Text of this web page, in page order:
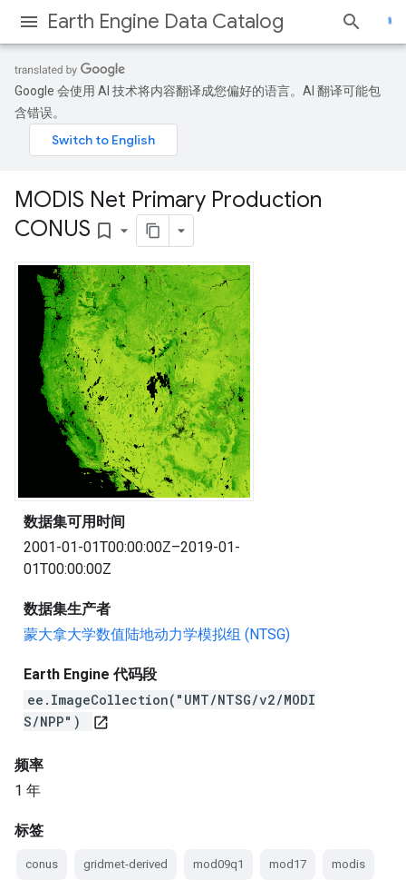
Earth Engine Data Catalog
Google 会使用 AI 技术将内容翻译成您偏好的语言。AI 翻译可能包
含错误。
MODIS Net Primary Production
CONUS bookmark_border
数据集可用时间
2001-01-01T00:00:00Z–2019-01-
01T00:00:00Z
数据集生产者
蒙大拿大学数值陆地动力学模拟组 (NTSG)
Earth Engine 代码段
ee.ImageCollection("UMT/NTSG/v2/MODI
S/NPP")
open_in_new
频率
1 年
标签
conus gridmet-derived mod09q1 mod17 modis